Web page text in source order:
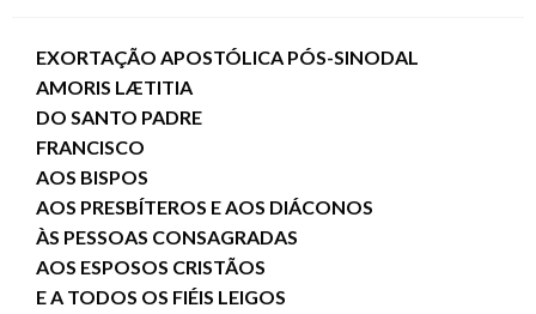
EXORTAÇÃO APOSTÓLICA PÓS-SINODAL
AMORIS LÆTITIA
DO SANTO PADRE
FRANCISCO
AOS BISPOS
AOS PRESBÍTEROS E AOS DIÁCONOS
ÀS PESSOAS CONSAGRADAS
AOS ESPOSOS CRISTÃOS
E A TODOS OS FIÉIS LEIGOS